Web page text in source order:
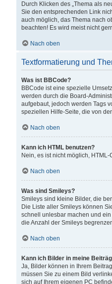
Durch Klicken des „Thema als
Sie den entsprechenden Link
auch möglich, das Thema nach
beachten! Es wird meist nicht
Nach oben
Textformatierung und
Was ist BBCode?
BBCode ist eine spezielle
werden durch die Board-
aufgebaut, jedoch werden Tags
speziellen Hilfe-Seite, die von
Nach oben
Kann ich HTML benutzen?
Nein, es ist nicht möglich,
Nach oben
Was sind Smileys?
Smileys sind kleine Bilder, die
Die Liste aller Smileys können
schnell unlesbar machen und
die Anzahl der Smileys
Nach oben
Kann ich Bilder in meine
Ja, Bilder können in Ihrem
müssen Sie zu einem Bild
sich auf Ihrem eigenen PC